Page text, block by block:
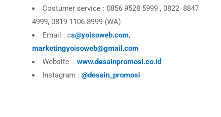
Costumer service : 0856 9528 5999 , 0822 8847
4999, 0819 1106 8999 (WA)
Email : cs@yoisoweb.com,
marketingyoisoweb@gmail.com
Website : www.desainpromosi.co.id
Instagram : @desain_promosi